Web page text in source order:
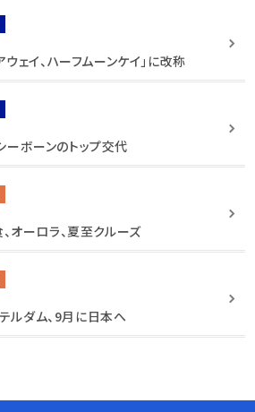
ウェイ、ハーフムーンケイ」に改称
ーボーンのトップ交代
オーロラ、夏至クルーズ
ルダム、9月に日本へ